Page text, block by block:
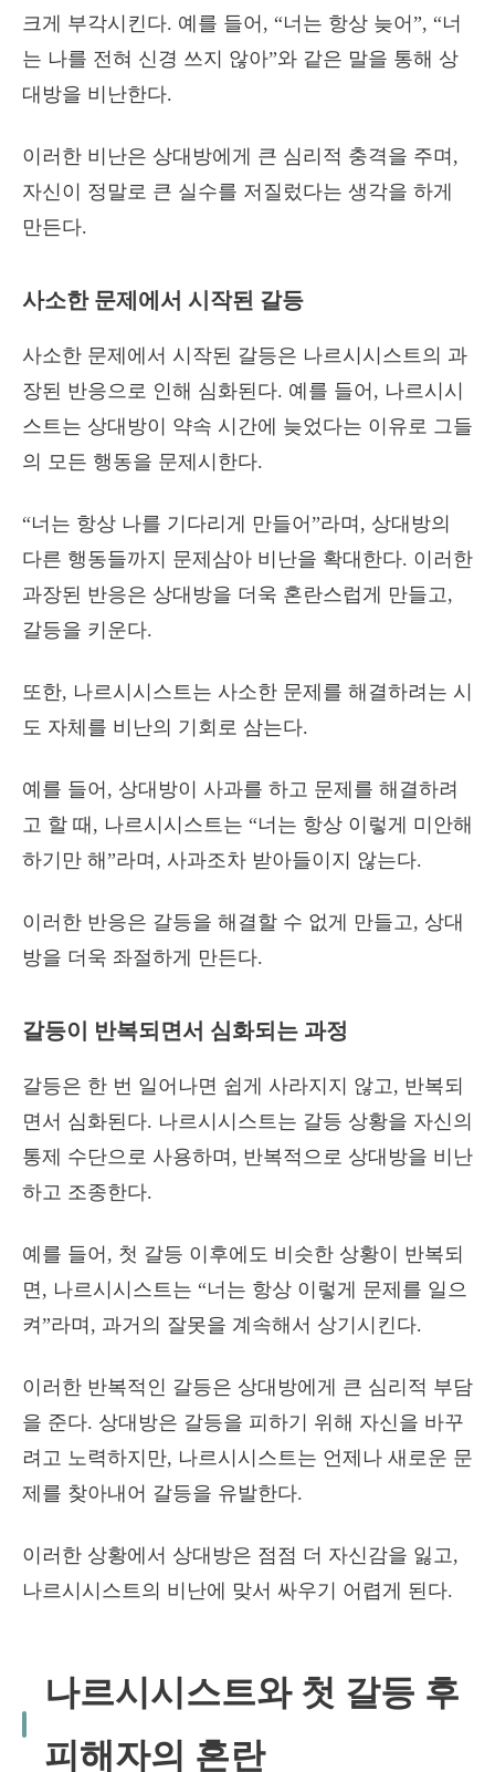
크게 부각시킨다. 예를 들어, “너는 항상 늦어”, “너
는 나를 전혀 신경 쓰지 않아”와 같은 말을 통해 상
대방을 비난한다.
이러한 비난은 상대방에게 큰 심리적 충격을 주며,
자신이 정말로 큰 실수를 저질렀다는 생각을 하게
만든다.
사소한 문제에서 시작된 갈등
사소한 문제에서 시작된 갈등은 나르시시스트의 과
장된 반응으로 인해 심화된다. 예를 들어, 나르시시
스트는 상대방이 약속 시간에 늦었다는 이유로 그들
의 모든 행동을 문제시한다.
“너는 항상 나를 기다리게 만들어”라며, 상대방의
다른 행동들까지 문제삼아 비난을 확대한다. 이러한
과장된 반응은 상대방을 더욱 혼란스럽게 만들고,
갈등을 키운다.
또한, 나르시시스트는 사소한 문제를 해결하려는 시
도 자체를 비난의 기회로 삼는다.
예를 들어, 상대방이 사과를 하고 문제를 해결하려
고 할 때, 나르시시스트는 “너는 항상 이렇게 미안해
하기만 해”라며, 사과조차 받아들이지 않는다.
이러한 반응은 갈등을 해결할 수 없게 만들고, 상대
방을 더욱 좌절하게 만든다.
갈등이 반복되면서 심화되는 과정
갈등은 한 번 일어나면 쉽게 사라지지 않고, 반복되
면서 심화된다. 나르시시스트는 갈등 상황을 자신의
통제 수단으로 사용하며, 반복적으로 상대방을 비난
하고 조종한다.
예를 들어, 첫 갈등 이후에도 비슷한 상황이 반복되
면, 나르시시스트는 “너는 항상 이렇게 문제를 일으
켜”라며, 과거의 잘못을 계속해서 상기시킨다.
이러한 반복적인 갈등은 상대방에게 큰 심리적 부담
을 준다. 상대방은 갈등을 피하기 위해 자신을 바꾸
려고 노력하지만, 나르시시스트는 언제나 새로운 문
제를 찾아내어 갈등을 유발한다.
이러한 상황에서 상대방은 점점 더 자신감을 잃고,
나르시시스트의 비난에 맞서 싸우기 어렵게 된다.
나르시시스트와 첫 갈등 후
피해자의 혼란